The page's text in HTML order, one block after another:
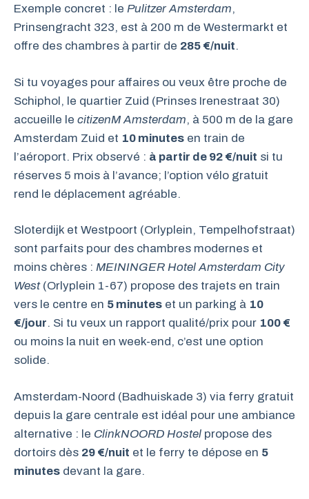
Exemple concret : le Pulitzer Amsterdam,
Prinsengracht 323, est à 200 m de Westermarkt et
offre des chambres à partir de 285 €/nuit.
Si tu voyages pour affaires ou veux être proche de
Schiphol, le quartier Zuid (Prinses Irenestraat 30)
accueille le citizenM Amsterdam, à 500 m de la gare
Amsterdam Zuid et 10 minutes en train de
l’aéroport. Prix observé : à partir de 92 €/nuit si tu
réserves 5 mois à l’avance; l’option vélo gratuit
rend le déplacement agréable.
Sloterdijk et Westpoort (Orlyplein, Tempelhofstraat)
sont parfaits pour des chambres modernes et
moins chères : MEININGER Hotel Amsterdam City
West(Orlyplein 1-67) propose des trajets en train
vers le centre en 5 minutes et un parking à 10
€/jour. Si tu veux un rapport qualité/prix pour 100 €
ou moins la nuit en week-end, c’est une option
solide.
Amsterdam-Noord (Badhuiskade 3) via ferry gratuit
depuis la gare centrale est idéal pour une ambiance
alternative : le ClinkNOORD Hostel propose des
dortoirs dès 29 €/nuit et le ferry te dépose en 5
minutes devant la gare.